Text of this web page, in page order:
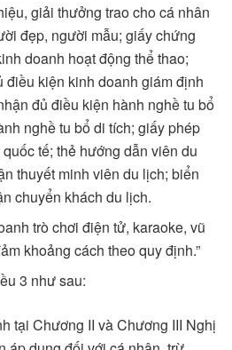
giải thưởng trao cho cá nhân
đẹp, người mẫu; giấy chứng
doanh hoạt động thể thao;
điều kiện kinh doanh giám định
đủ điều kiện hành nghề tu bổ
nghề tu bổ di tích; giấy phép
tế; thẻ hướng dẫn viên du
thuyết minh viên du lịch; biển
chuyển khách du lịch.
trò chơi điện tử, karaoke, vũ
khoảng cách theo quy định.”
3 như sau:
tại Chương II và Chương III Nghị